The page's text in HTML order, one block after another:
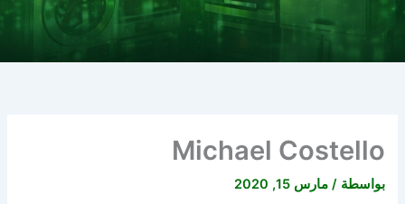
Michael Costello
بواسطة /مارس 15, 2020